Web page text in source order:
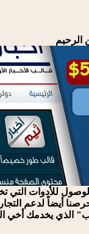
الرحيم
للأدوات
لدعم التجارة
الذي يخدمك أخي